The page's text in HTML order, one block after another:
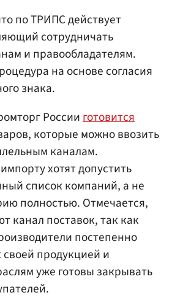
по ТРИПС действует
сотрудничать
и правообладателям.
на основе согласия
знака.
Россииготовится
которые можно ввозить
каналам.
хотят допустить
список компаний, а не
полностью. Отмечается,
канал поставок, так как
постепенно
продукцией и
уже готовы закрывать